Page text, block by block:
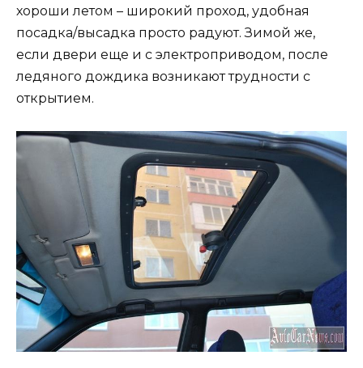
хороши летом – широкий проход, удобная
посадка/высадка просто радуют. Зимой же,
если двери еще и с электроприводом, после
ледяного дождика возникают трудности с
открытием.